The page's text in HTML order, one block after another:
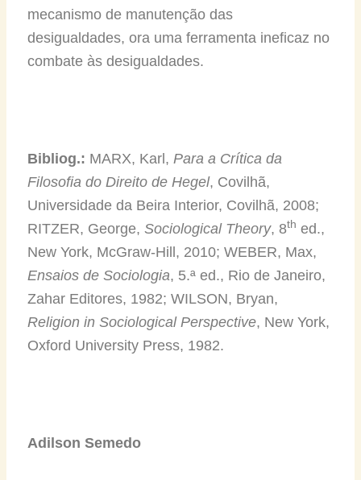
mecanismo de manutenção das
desigualdades, ora uma ferramenta ineficaz no
combate às desigualdades.
Bibliog.: MARX, Karl, Para a Crítica da
Filosofia do Direito de Hegel, Covilhã,
Universidade da Beira Interior, Covilhã, 2008;
RITZER, George, Sociological Theory, 8th ed.,
New York, McGraw-Hill, 2010; WEBER, Max,
Ensaios de Sociologia, 5.ª ed., Rio de Janeiro,
Zahar Editores, 1982; WILSON, Bryan,
Religion in Sociological Perspective, New York,
Oxford University Press, 1982.
Adilson Semedo